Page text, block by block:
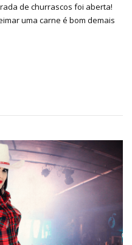
de churrascos foi aberta!
uma carne é bom demais